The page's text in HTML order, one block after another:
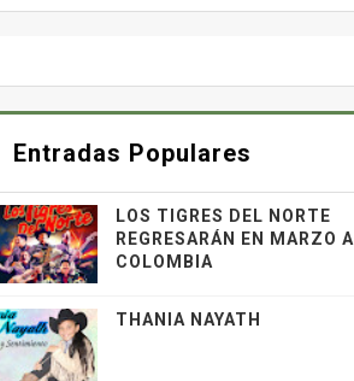
Entradas Populares
LOS TIGRES DEL NORTE
REGRESARÁN EN MARZO A
COLOMBIA
THANIA NAYATH